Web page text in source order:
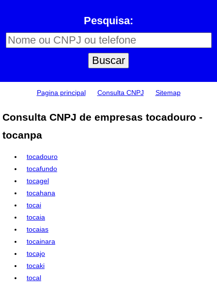
Pesquisa:
Pagina principal Consulta CNPJ Sitemap
Consulta CNPJ de empresas tocadouro -
tocanpa
tocadouro
tocafundo
tocagel
tocahana
tocai
tocaia
tocaias
tocainara
tocajo
tocaki
tocal